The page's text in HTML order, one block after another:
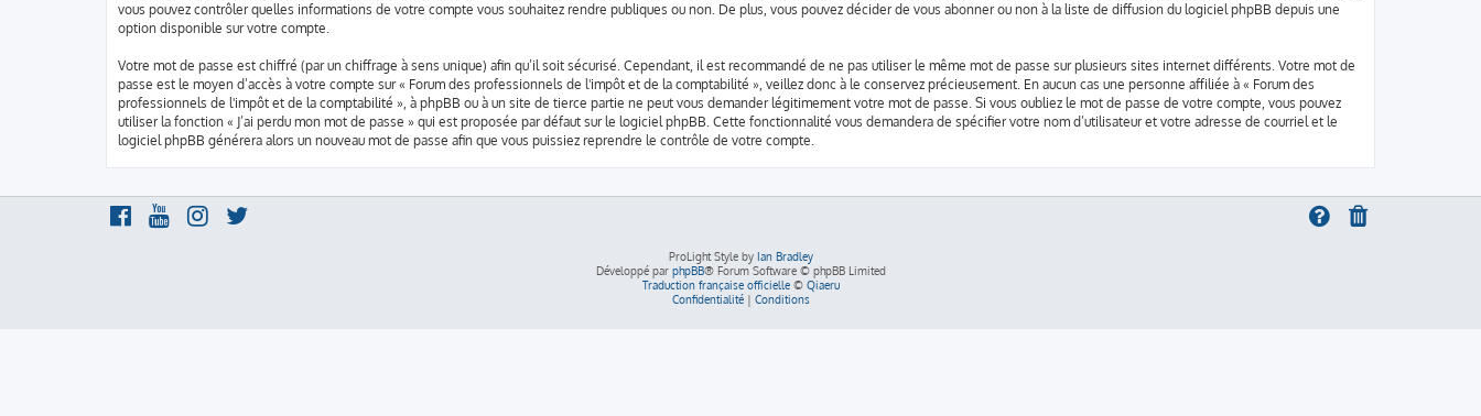
vous pouvez contrôler quelles informations de votre compte vous souhaitez rendre publiques ou non. De plus, vous pouvez décider de vous abonner ou non à la liste de diffusion du logiciel phpBB depuis une
option disponible sur votre compte.
Votre mot de passe est chiffré (par un chiffrage à sens unique) afin qu’il soit sécurisé. Cependant, il est recommandé de ne pas utiliser le même mot de passe sur plusieurs sites internet différents. Votre mot de
passe est le moyen d’accès à votre compte sur « Forum des professionnels de l'impôt et de la comptabilité », veillez donc à le conservez précieusement. En aucun cas une personne affiliée à « Forum des
professionnels de l'impôt et de la comptabilité », à phpBB ou à un site de tierce partie ne peut vous demander légitimement votre mot de passe. Si vous oubliez le mot de passe de votre compte, vous pouvez
utiliser la fonction « J’ai perdu mon mot de passe » qui est proposée par défaut sur le logiciel phpBB. Cette fonctionnalité vous demandera de spécifier votre nom d’utilisateur et votre adresse de courriel et le
logiciel phpBB générera alors un nouveau mot de passe afin que vous puissiez reprendre le contrôle de votre compte.
ProLight Style by Ian Bradley
Développé par phpBB® Forum Software © phpBB Limited
Traduction française officielle© Qiaeru
Confidentialité| Conditions